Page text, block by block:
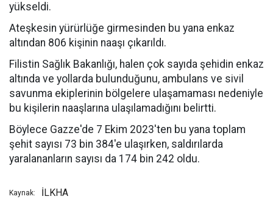
yükseldi.
Ateşkesin yürürlüğe girmesinden bu yana enkaz
altından 806 kişinin naaşı çıkarıldı.
Filistin Sağlık Bakanlığı, halen çok sayıda şehidin enkaz
altında ve yollarda bulunduğunu, ambulans ve sivil
savunma ekiplerinin bölgelere ulaşamaması nedeniyle
bu kişilerin naaşlarına ulaşılamadığını belirtti.
Böylece Gazze'de 7 Ekim 2023'ten bu yana toplam
şehit sayısı 73 bin 384'e ulaşırken, saldırılarda
yaralananların sayısı da 174 bin 242 oldu.
Kaynak: İLKHA